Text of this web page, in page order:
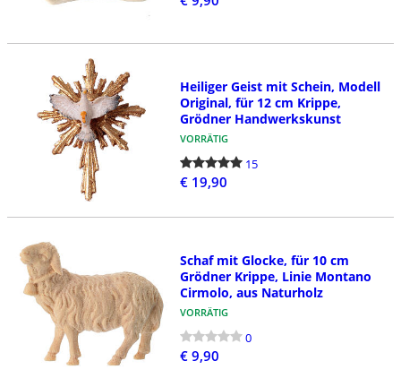
Heiliger Geist mit Schein, Modell
Original, für 12 cm Krippe,
Grödner Handwerkskunst
VORRÄTIG
15
€ 19,90
Schaf mit Glocke, für 10 cm
Grödner Krippe, Linie Montano
Cirmolo, aus Naturholz
VORRÄTIG
0
€ 9,90